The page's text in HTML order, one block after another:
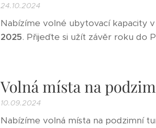
24.10.2024
Nabízíme volné ubytovací kapacity
2025. Přijeďte si užít závěr roku do
Volná místa na
10.09.2024
Nabízíme volná místa na podzimní